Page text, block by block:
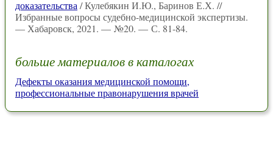
доказательства/ Кулебякин И.Ю., Баринов Е.Х. //
Избранные вопросы судебно-медицинской экспертизы.
— Хабаровск, 2021. — №20. — С. 81-84.
больше материалов в каталогах
Дефекты оказания медицинской помощи,
профессиональные правонарушения врачей